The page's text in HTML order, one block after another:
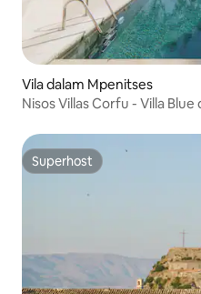
Vila dalam Mpenitses
Nisos Villas Corfu - Villa
Superhost
Superhost